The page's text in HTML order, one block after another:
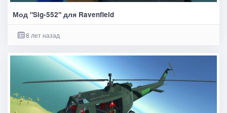
Мод "Sig-552" для Ravenfield
8 лет назад